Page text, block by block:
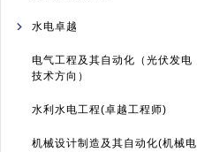
水电卓越
电气工程及其自动化（光伏发电
技术方向）
水利水电工程(卓越工程师)
机械设计制造及其自动化(机械电